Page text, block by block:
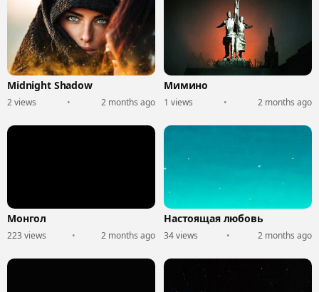
Midnight Shadow
2 views • 2 months ago
Мимино
1 views • 2 months ago
Монгол
223 views • 2 months ago
Настоящая любовь
34 views • 2 months ago